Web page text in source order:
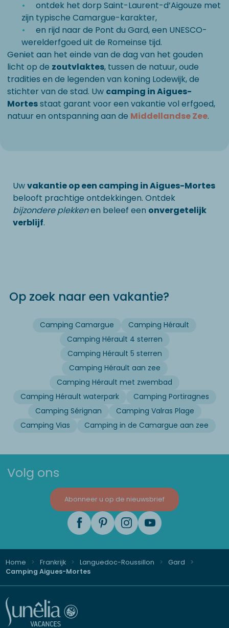
ontdek het dorp Saint-Laurent-d’Aigouze met
zijn typische Camargue-karakter,
en rijd naar de Pont du Gard, een UNESCO-
werelderfgoed uit de Romeinse tijd.
Geniet aan het einde van de dag van het gouden
licht op de zoutvlaktes, tussen de natuur, oude
tradities en de legenden van koning Lodewijk, de
stichter van de stad. Uw camping in Aigues-
Mortesstaat garant voor een vakantie vol erfgoed,
natuur en ontspanning aan de Middellandse Zee.
Uwvakantie op een camping in Aigues-Mortes
belooft prachtige ontdekkingen. Ontdek
bijzondere plekkenen beleef een onvergetelijk
verblijf.
Op zoek naar een vakantie?
Camping Camargue
Camping Hérault
Camping Hérault 4 sterren
Camping Hérault 5 sterren
Camping Hérault aan zee
Camping Hérault met zwembad
Camping Hérault waterpark
Camping Portiragnes
Camping Sérignan
Camping Valras Plage
Camping Vias
Camping in de Camargue aan zee
Volg ons
Abonneer u op de nieuwsbrief
Home Frankrijk Languedoc-Roussillon
Gard
Camping Aigues-Mortes